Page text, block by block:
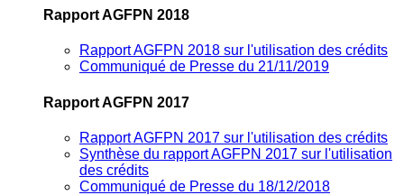
Rapport AGFPN 2018
Rapport AGFPN 2018 sur l'utilisation des crédits
Communiqué de Presse du 21/11/2019
Rapport AGFPN 2017
Rapport AGFPN 2017 sur l'utilisation des crédits
Synthèse du rapport AGFPN 2017 sur l'utilisation
des crédits
Communiqué de Presse du 18/12/2018